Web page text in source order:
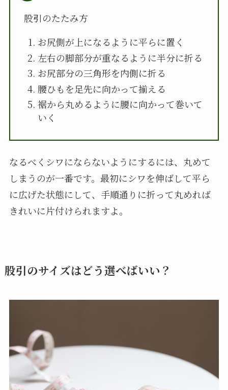
股引のたたみ方
お尻側が上になるように平らに置く
左右の脚部分が重なるように半分に折る
お尻部分の三角形を内側に折る
腰ひもを足先に向かって揃える
裾から丸めるように腰に向かって巻いて
いく
なるべくシワにならないようにするには、丸めて
しまうのが一番です。最初にシワを伸ばして平ら
に広げた状態にして、手順通りに折って丸めれば
きれいに片付けられますよ。
股引のサイズはどう選べばいい？